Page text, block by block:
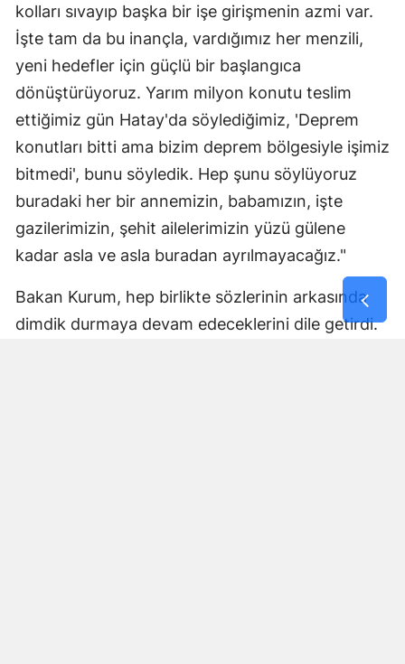
kolları sıvayıp başka bir işe girişmenin azmi var.
İşte tam da bu inançla, vardığımız her menzili,
yeni hedefler için güçlü bir başlangıca
dönüştürüyoruz. Yarım milyon konutu teslim
ettiğimiz gün Hatay'da söylediğimiz, 'Deprem
konutları bitti ama bizim deprem bölgesiyle işimiz
bitmedi', bunu söyledik. Hep şunu söylüyoruz
buradaki her bir annemizin, babamızın, işte
gazilerimizin, şehit ailelerimizin yüzü gülene
kadar asla ve asla buradan ayrılmayacağız."
Bakan Kurum, hep birlikte sözlerinin arkasında
dimdik durmaya devam edeceklerini dile getirdi.